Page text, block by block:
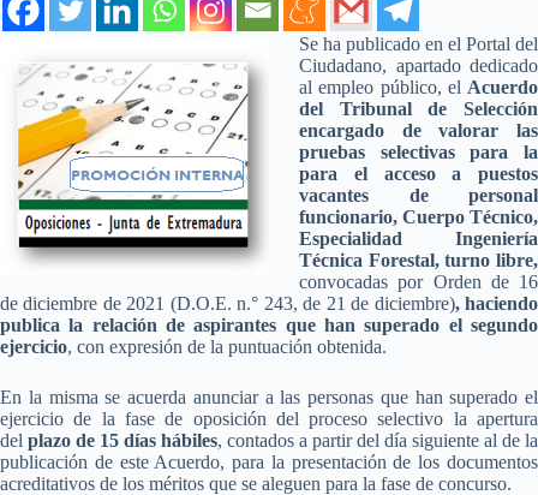
Se ha publicado en el Portal del
Ciudadano, apartado dedicado
al empleo público, el Acuerdo
del Tribunal de Selección
encargado de valorar las
pruebas selectivas para la
para el acceso a puestos
vacantes de personal
funcionario, Cuerpo Técnico,
Especialidad Ingeniería
Técnica Forestal, turno libre,
convocadas por Orden de 16
de diciembre de 2021 (D.O.E. n.° 243, de 21 de diciembre), haciendo
publica la relación de aspirantes que han superado el segundo
ejercicio, con expresión de la puntuación obtenida.
En la misma se acuerda anunciar a las personas que han superado el
ejercicio de la fase de oposición del proceso selectivo la apertura
del plazo de 15 días hábiles, contados a partir del día siguiente al de la
publicación de este Acuerdo, para la presentación de los documentos
acreditativos de los méritos que se aleguen para la fase de concurso.